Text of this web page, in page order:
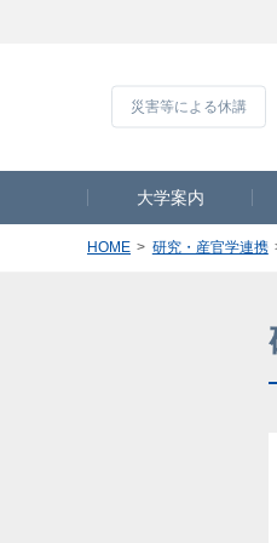
大学案内
HOME 研究・産官学連携